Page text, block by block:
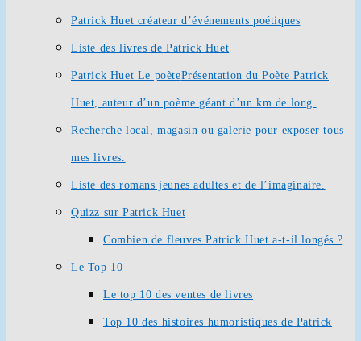
Patrick Huet créateur d’événements poétiques
Liste des livres de Patrick Huet
Patrick Huet Le poètePrésentation du Poète Patrick
Huet, auteur d’un poème géant d’un km de long.
Recherche local, magasin ou galerie pour exposer tous
mes livres.
Liste des romans jeunes adultes et de l’imaginaire.
Quizz sur Patrick Huet
Combien de fleuves Patrick Huet a-t-il longés ?
Le Top 10
Le top 10 des ventes de livres
Top 10 des histoires humoristiques de Patrick